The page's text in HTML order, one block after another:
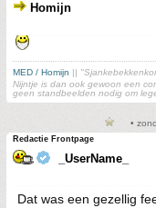
Homijn
MED / Homijn ||
Nijntje is dan ook gewoon een
geen standbeelden nodig om
•
Redactie Frontpage
_UserName_
Dat was een gezellig